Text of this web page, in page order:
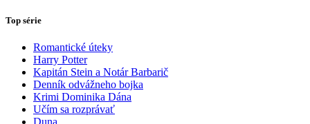
Top série
Romantické úteky
Harry Potter
Kapitán Stein a Notár Barbarič
Denník odvážneho bojka
Krimi Dominika Dána
Učím sa rozprávať
Duna